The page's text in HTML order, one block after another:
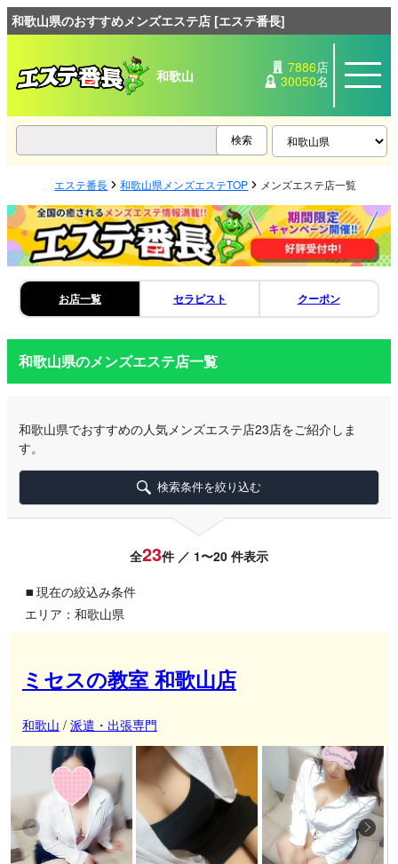
和歌山県のおすすめメンズエステ店 [エステ番長]
和歌山 7886店
30050名
エステ番長 和歌山県メンズエステTOP メンズエステ店一覧
お店一覧 セラピスト クーポン
和歌山県のメンズエステ店一覧
和歌山県でおすすめの人気メンズエステ店23店をご紹介しま
す。
検索条件を絞り込む
全23件 ／ 1〜20 件表示
▪ 現在の絞込み条件
エリア：和歌山県
ミセスの教室 和歌山店
和歌山 / 派遣・出張専門